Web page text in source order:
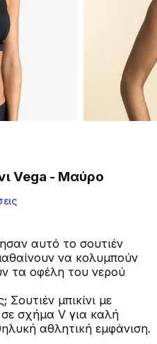
Vega - Μαύρο
αυτό το σουτιέν
να κολυμπούν
τα οφέλη του νερού
μπικίνι με
σε σχήμα V για καλή
αθλητική εμφάνιση.